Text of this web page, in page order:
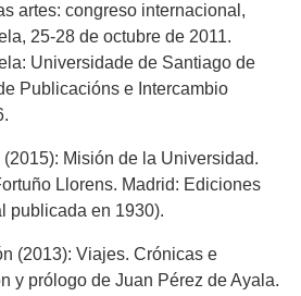
artes: congreso internacional,
25-28 de octubre de 2011.
Universidade de Santiago de
Publicacións e Intercambio
Misión de la Universidad.
Llorens. Madrid: Ediciones
publicada en 1930).
(2013): Viajes. Crónicas e
y prólogo de Juan Pérez de Ayala.